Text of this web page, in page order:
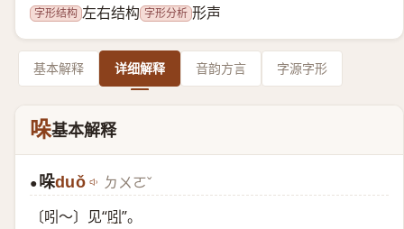
字形结构 左右结构 字形分析 形声
基本解释 详细解释 音韵方言 字源字形
哚基本解释
● 哚duǒ ㄉㄨㄛˇ
〔吲～〕见“吲”。